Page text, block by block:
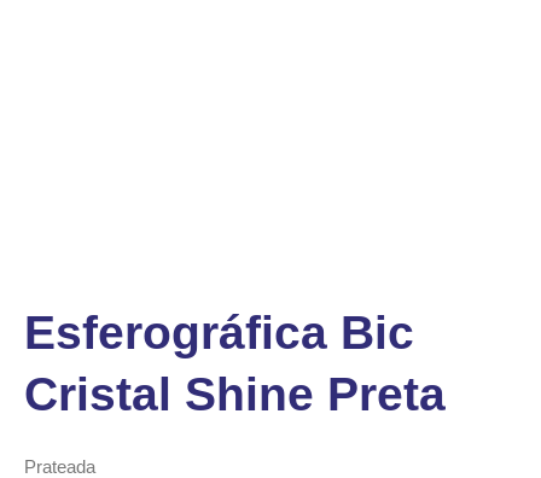
Esferográfica Bic
Cristal Shine Preta
Prateada